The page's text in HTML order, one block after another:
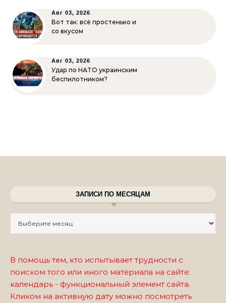
Авг 03, 2026
Вот так: всё простенько и
со вкусом
Авг 03, 2026
Удар по НАТО украинским
беспилотником?
ЗАПИСИ ПО МЕСЯЦАМ
В помощь тем, кто испытывает трудности с
поиском того или иного материала на сайте:
календарь - функциональный элемент сайта.
Кликом на активную дату можно посмотреть